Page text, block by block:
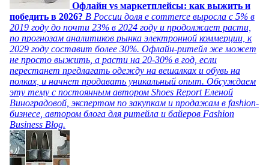
Офлайн vs маркетплейсы: как выжить и
победить в 2026? В России доля e commerce выросла с 5% в
2019 году до почти 23% в 2024 году и продолжает расти,
по прогнозам аналитиков рынка электронной коммерции, к
2029 году составит более 30%. Офлайн-ритейл же может
не просто выжить, а расти на 20-30% в год, если
перестанет предлагать одежду на вешалках и обувь на
полках, и начнет продавать уникальный опыт. Обсуждаем
эту тему с постоянным автором Shoes Report Еленой
Виноградовой, экспертом по закупкам и продажам в fashion-
бизнесе, автором блога для ритейла и байеров Fashion
Business Blog.